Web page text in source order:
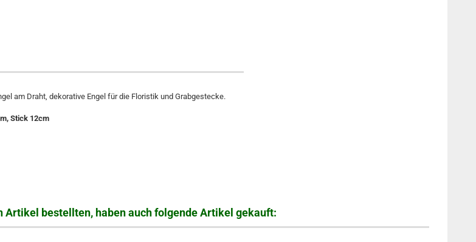
am Draht, dekorative Engel für die Floristik und Grabgestecke.
Stick 12cm
Artikel bestellten, haben auch folgende Artikel gekauft: